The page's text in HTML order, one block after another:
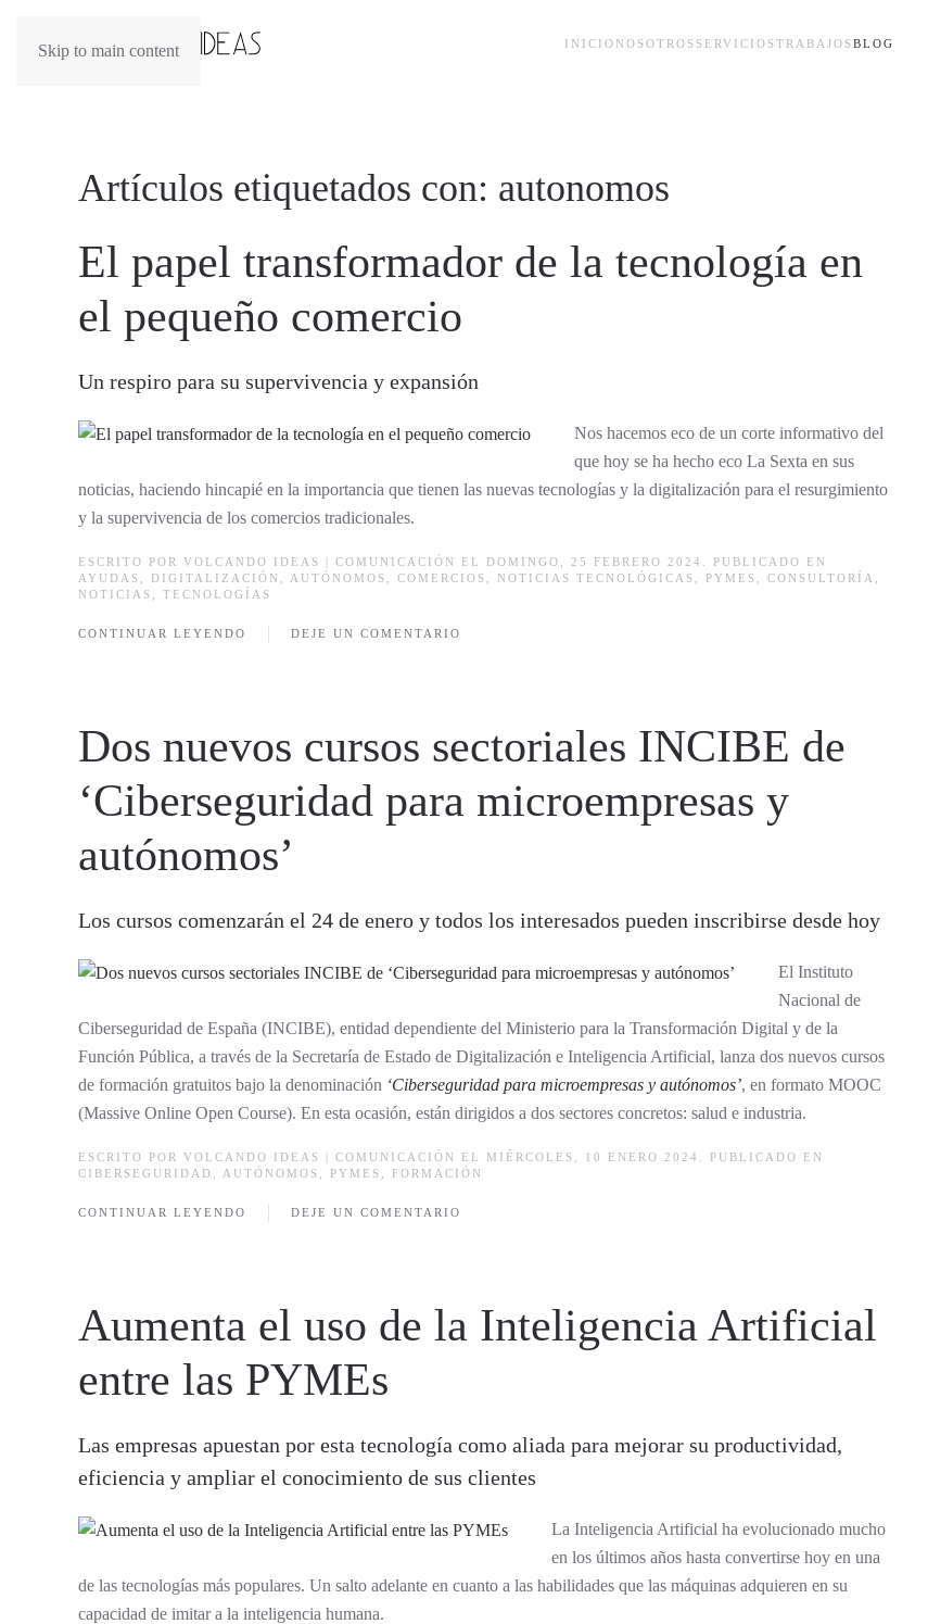
Skip to main content INICIO NOSOTROS SERVICIOSTRABAJOSBLOG
Artículos etiquetados con: autonomos
El papel transformador de la tecnología en
el pequeño comercio
Un respiro para su supervivencia y expansión
Nos hacemos eco de un corte informativo del
que hoy se ha hecho eco La Sexta en sus
noticias, haciendo hincapié en la importancia que tienen las nuevas tecnologías y la digitalización para el resurgimiento
y la supervivencia de los comercios tradicionales.
ESCRITO POR VOLCANDO IDEAS | COMUNICACIÓN
EL DOMINGO, 25 FEBRERO 2024. PUBLICADO EN
AYUDAS
DIGITALIZACIÓN AUTÓNOMOS COMERCIOS NOTICIAS TECNOLÓGICAS PYMES CONSULTORÍA
NOTICIAS
TECNOLOGÍAS
CONTINUAR LEYENDO DEJE UN COMENTARIO
Dos nuevos cursos sectoriales INCIBE de
‘Ciberseguridad para microempresas y
autónomos’
Los cursos comenzarán el 24 de enero y todos los interesados pueden inscribirse desde hoy
El Instituto
Nacional de
Ciberseguridad de España (INCIBE), entidad dependiente del Ministerio para la Transformación Digital y de la
Función Pública, a través de la Secretaría de Estado de Digitalización e Inteligencia Artificial, lanza dos nuevos cursos
de formación gratuitos bajo la denominación ‘Ciberseguridad para microempresas y autónomos’, en formato MOOC
(Massive Online Open Course). En esta ocasión, están dirigidos a dos sectores concretos: salud e industria.
ESCRITO POR VOLCANDO IDEAS | COMUNICACIÓN
EL MIÉRCOLES, 10 ENERO 2024. PUBLICADO EN
CIBERSEGURIDAD
AUTÓNOMOS PYMES FORMACIÓN
CONTINUAR LEYENDO DEJE UN COMENTARIO
Aumenta el uso de la Inteligencia Artificial
entre las PYMEs
Las empresas apuestan por esta tecnología como aliada para mejorar su productividad,
eficiencia y ampliar el conocimiento de sus clientes
La Inteligencia Artificial ha evolucionado mucho
en los últimos años hasta convertirse hoy en una
de las tecnologías más populares. Un salto adelante en cuanto a las habilidades que las máquinas adquieren en su
capacidad de imitar a la inteligencia humana.